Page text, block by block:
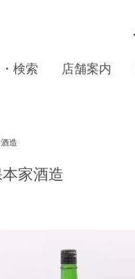
検索 店舗案内
造
家酒造